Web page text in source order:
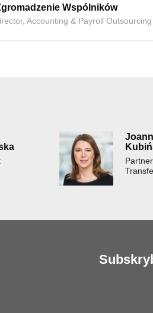
Wspólników
Accounting & Payroll Outsourcing